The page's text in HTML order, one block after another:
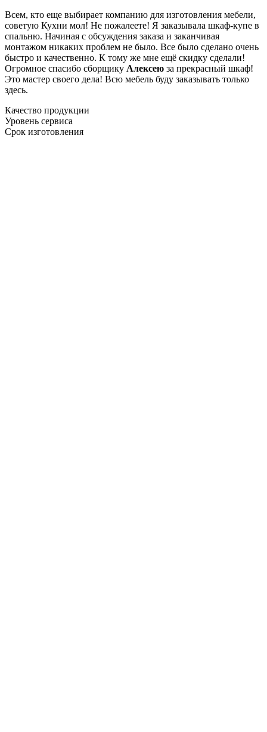
Всем, кто еще выбирает компанию для изготовления мебели,
советую Кухни мол! Не пожалеете! Я заказывала шкаф-купе в
спальню. Начиная с обсуждения заказа и заканчивая
монтажом никаких проблем не было. Все было сделано очень
быстро и качественно. К тому же мне ещё скидку сделали!
Огромное спасибо сборщику Алексею за прекрасный шкаф!
Это мастер своего дела! Всю мебель буду заказывать только
здесь.
Качество продукции
Уровень сервиса
Срок изготовления